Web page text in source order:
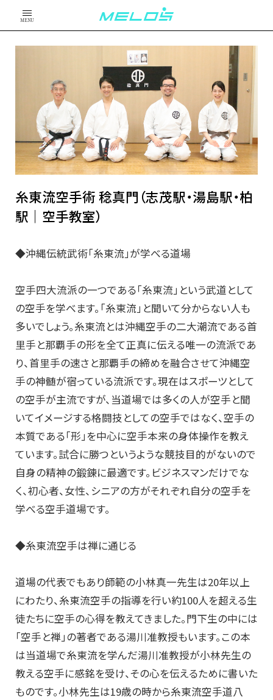
MENU
糸東流空手術 稔真門（志茂駅・湯島駅・柏
駅｜空手教室）
◆沖縄伝統武術「糸東流」が学べる道場
空手四大流派の一つである「糸東流」という武道として
の空手を学べます。「糸東流」と聞いて分からない人も
多いでしょう。糸東流とは沖縄空手の二大潮流である首
里手と那覇手の形を全て正真に伝える唯一の流派であ
り、首里手の速さと那覇手の締めを融合させて沖縄空
手の神髄が宿っている流派です。現在はスポーツとして
の空手が主流ですが、当道場では多くの人が空手と聞
いてイメージする格闘技としての空手ではなく、空手の
本質である「形」を中心に空手本来の身体操作を教え
ています。試合に勝つというような競技目的がないので
自身の精神の鍛錬に最適です。ビジネスマンだけでな
く、初心者、女性、シニアの方がそれぞれ自分の空手を
学べる空手道場です。
◆糸東流空手は禅に通じる
道場の代表でもあり師範の小林真一先生は20年以上
にわたり、糸東流空手の指導を行い約100人を超える生
徒たちに空手の心得を教えてきました。門下生の中には
「空手と禅」の著者である湯川准教授もいます。この本
は当道場で糸東流を学んだ湯川准教授が小林先生の
教える空手に感銘を受け、その心を伝えるために書いた
ものです。小林先生は19歳の時から糸東流空手道八